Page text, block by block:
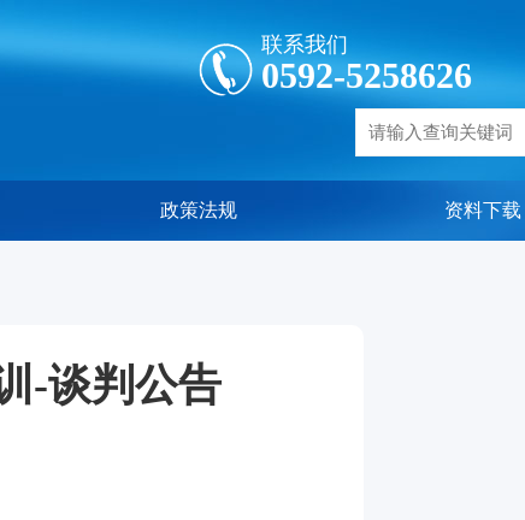
联系我们
0592-5258626
政策法规 资料下载
-谈判公告